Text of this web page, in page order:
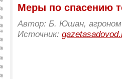
Меры по спасению
Автор: Б. Юшан, агроном
Источник: